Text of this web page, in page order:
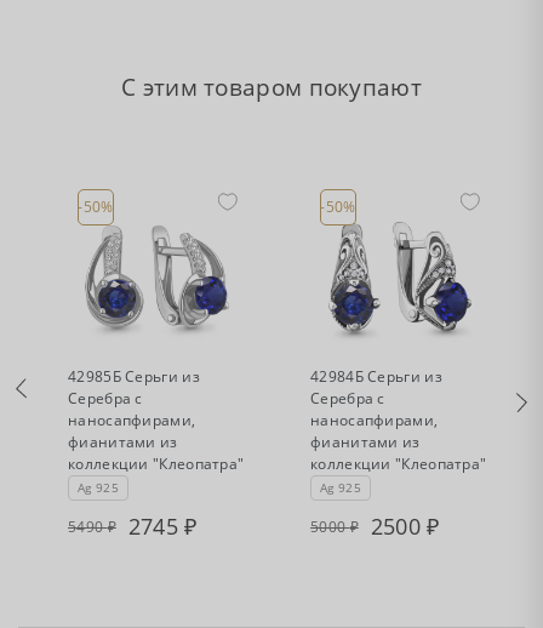
С этим товаром покупают
-50%
42985Б Серьги из
Серебра с
наносапфирами,
фианитами из
коллекции "Клеопатра"
Ag 925
5490 2745
-50%
42984Б Серьги из
Серебра с
наносапфирами,
фианитами из
коллекции "Клеопатра"
Ag 925
5000 2500